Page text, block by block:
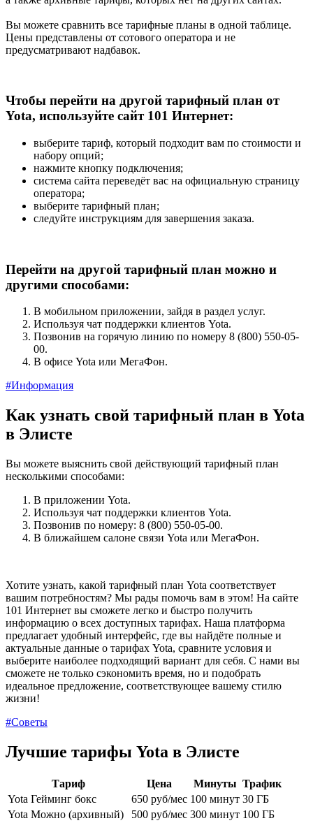
Вы можете сравнить все тарифные планы в одной таблице.
Цены представлены от сотового оператора и не
предусматривают надбавок.
Чтобы перейти на другой тарифный план от
Yota, используйте сайт 101 Интернет:
выберите тариф, который подходит вам по стоимости и
набору опций;
нажмите кнопку подключения;
система сайта переведёт вас на официальную страницу
оператора;
выберите тарифный план;
следуйте инструкциям для завершения заказа.
Перейти на другой тарифный план можно и
другими способами:
В мобильном приложении, зайдя в раздел услуг.
Используя чат поддержки клиентов Yota.
Позвонив на горячую линию по номеру 8 (800) 550-05-
00.
В офисе Yota или МегаФон.
#Информация
Как узнать свой тарифный план в Yota
в Элисте
Вы можете выяснить свой действующий тарифный план
несколькими способами:
В приложении Yota.
Используя чат поддержки клиентов Yota.
Позвонив по номеру: 8 (800) 550-05-00.
В ближайшем салоне связи Yota или МегаФон.
Хотите узнать, какой тарифный план Yota соответствует
вашим потребностям? Мы рады помочь вам в этом! На сайте
101 Интернет вы сможете легко и быстро получить
информацию о всех доступных тарифах. Наша платформа
предлагает удобный интерфейс, где вы найдёте полные и
актуальные данные о тарифах Yota, сравните условия и
выберите наиболее подходящий вариант для себя. С нами вы
сможете не только сэкономить время, но и подобрать
идеальное предложение, соответствующее вашему стилю
жизни!
#Советы
Лучшие тарифы Yota в Элисте
Тариф Цена Минуты Трафик
Yota Гейминг бокс
650 руб/мес 100 минут 30 ГБ
Yota Можно (архивный)
500 руб/мес 300 минут 100 ГБ